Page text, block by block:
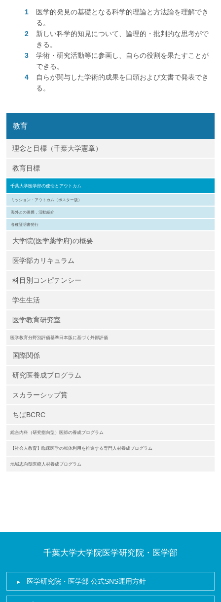
医学的発見の基礎となる科学的理論と方法論を理解でき
る。
新しい科学的知見について、論理的・批判的な思考がで
きる。
学術・研究活動等に参画し、自らの役割を果たすことが
できる。
自らが関与した学術的成果を口頭および文書で発表でき
る。
教育
理念と目標（千葉大学憲章）
教育目標
千葉大学医学部の使命とアウトカム
ミッション・アウトカム（ポスター版）
海外との連携，活動紹介
各種証明書発行
大学院(医学薬学府)の概要
医学部カリキュラム
科目別コンピテンシー
学生生活
医学教育研究室
医学教育分野別評価基準日本版に基づく外部評価
国際関係
研究医養成プログラム
スカラーシップ賞
ちばBCRC
総合内科（研究指向型）医師の養成プログラム
【社会人教育】臨床医学の献体利用を推進する専門人材養成プログラム
地域志向型医療人材養成プログラム
千葉大学大学院医学研究院・医学部
医学研究院・医学部 公式SNS運用方針